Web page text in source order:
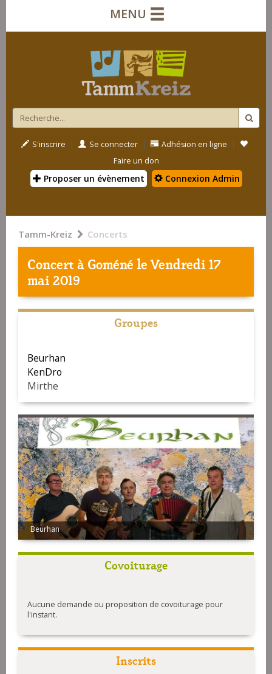
MENU
S'inscrire | Se connecter | Adhésion en ligne |
Faire un don
Proposer un évènement Connexion Admin
Tamm-Kreiz Concerts
Concert àGoméné le Vendredi 17
mai 2019
Groupes
Beurhan
KenDro
Mirthe
Beurhan
Covoiturage
Aucune demande ou proposition de covoiturage pour
l'instant.
Inscrits